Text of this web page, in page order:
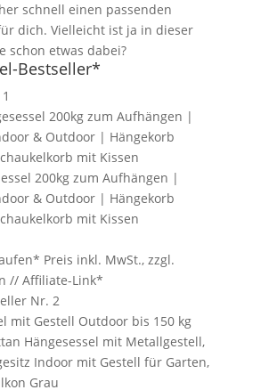
schnell einen passenden
dich. Vielleicht ist ja in dieser
schon etwas dabei?
Bestseller*
200kg zum Aufhängen |
& Outdoor | Hängekorb
mit Kissen
Preis inkl. MwSt., zzgl.
// Affiliate-Link*
Nr. 2